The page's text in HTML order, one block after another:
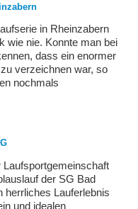
in Rheinzabern
wie nie. Konnte man bei
dass ein enormer
verzeichnen war, so
nochmals
der SG Bad
herrliches Lauferlebnis
und idealen